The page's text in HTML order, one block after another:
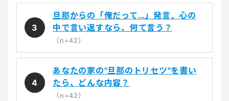
3
旦那からの「俺だって…」発言。心の
中で言い返すなら、何て言う？
（n=42）
4
あなたの家の"旦那のトリセツ"を書い
たら、どんな内容？
（n=42）